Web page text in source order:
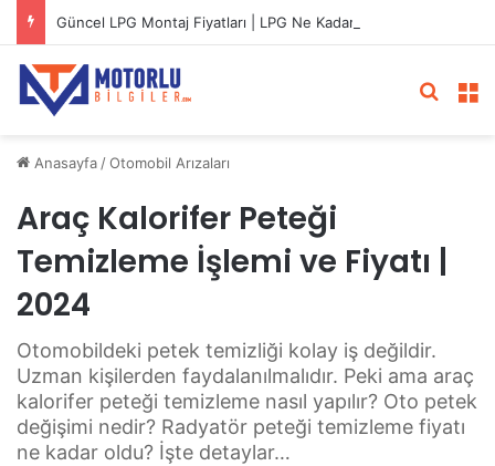
Güncel LPG Montaj Fiyatları | LPG Ne Kadara Takılır?
Anasayfa /Otomobil Arızaları
Araç Kalorifer Peteği
Temizleme İşlemi ve Fiyatı |
2024
Otomobildeki petek temizliği kolay iş değildir.
Uzman kişilerden faydalanılmalıdır. Peki ama araç
kalorifer peteği temizleme nasıl yapılır? Oto petek
değişimi nedir? Radyatör peteği temizleme fiyatı
ne kadar oldu? İşte detaylar…